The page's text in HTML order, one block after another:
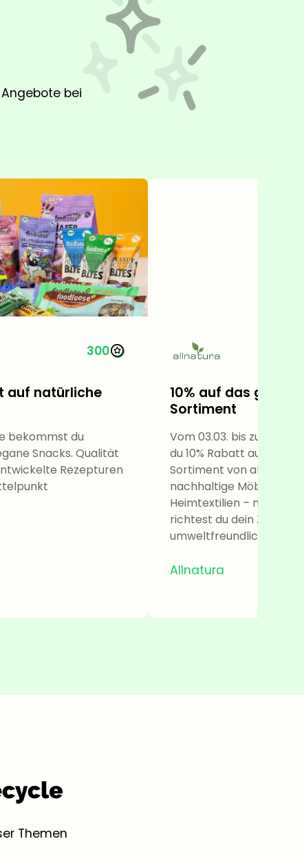
bei
300
auf natürliche
bekommst du
Snacks. Qualität
Rezepturen
10% auf das
Sortiment
Vom 03.03. bis zum
du 10% Rabatt auf das
Sortiment von allnatura.
nachhaltige Möbel,
Heimtextilien – mit
richtest du dein Zuhause
umweltfreundlich und
Allnatura
Themen